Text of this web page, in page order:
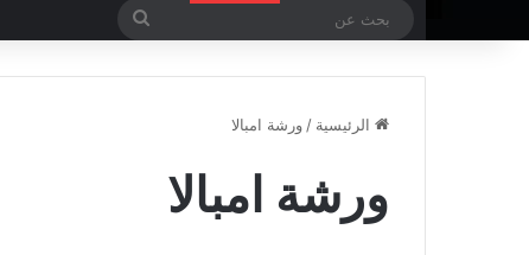
الرئيسية / ورشة امبالا
ورشة امبالا